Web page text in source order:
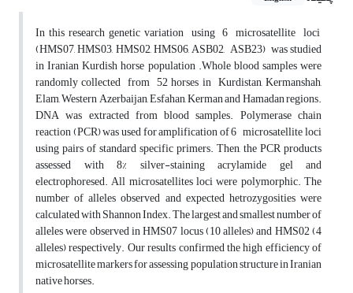
In this research genetic variation using 6 microsatellite loci
(HMS07, HMS03, HMS02, HMS06, ASB02, ASB23) was studied
in Iranian Kurdish horse population .Whole blood samples were
randomly collected from 52 horses in Kurdistan, Kermanshah,
Elam, Western Azerbaijan, Esfahan, Kerman and Hamadan regions.
DNA was extracted from blood samples. Polymerase chain
reaction (PCR) was used for amplification of 6 microsatellite loci
using pairs of standard specific primers. Then, the PCR products
assessed with 8% silver-staining acrylamide gel and
electrophoresed. All microsatellites loci were polymorphic. The
number of alleles observed and expected hetrozygosities were
calculated with Shannon Index. The largest and smallest number of
alleles were observed in HMS07 locus (10 alleles) and HMS02 (4
alleles) respectively. Our results confirmed the high efficiency of
microsatellite markers for assessing population structure in Iranian
native horses.